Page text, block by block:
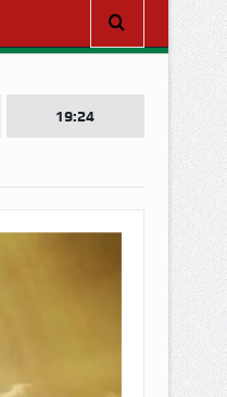
19:24